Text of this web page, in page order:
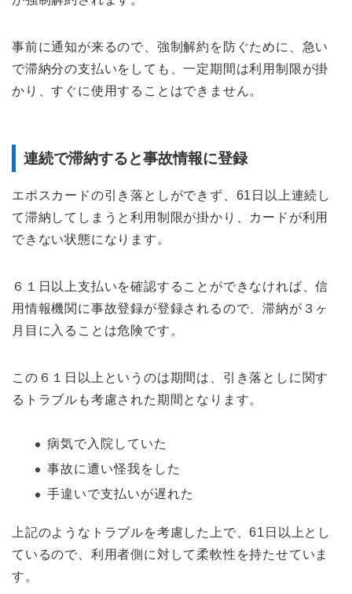
事前に通知が来るので、強制解約を防ぐために、急い
で滞納分の支払いをしても、一定期間は利用制限が掛
かり、すぐに使用することはできません。
連続で滞納すると事故情報に登録
エポスカードの引き落としができず、61日以上連続し
て滞納してしまうと利用制限が掛かり、カードが利用
できない状態になります。
６１日以上支払いを確認することができなければ、信
用情報機関に事故登録が登録されるので、滞納が３ヶ
月目に入ることは危険です。
この６１日以上というのは期間は、引き落としに関す
るトラブルも考慮された期間となります。
病気で入院していた
事故に遭い怪我をした
手違いで支払いが遅れた
上記のようなトラブルを考慮した上で、61日以上とし
ているので、利用者側に対して柔軟性を持たせていま
す。